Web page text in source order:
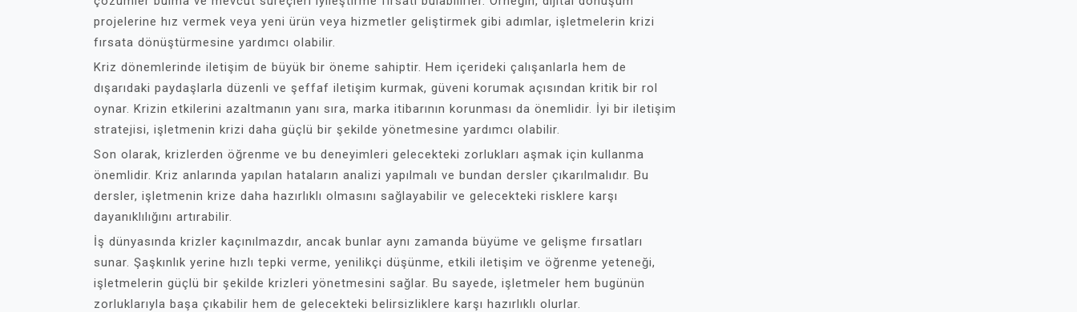
projelerine hız vermek veya yeni ürün veya hizmetler geliştirmek gibi adımlar, işletmelerin krizi
fırsata dönüştürmesine yardımcı olabilir.
Kriz dönemlerinde iletişim de büyük bir öneme sahiptir. Hem içerideki çalışanlarla hem de
dışarıdaki paydaşlarla düzenli ve şeffaf iletişim kurmak, güveni korumak açısından kritik bir rol
oynar. Krizin etkilerini azaltmanın yanı sıra, marka itibarının korunması da önemlidir. İyi bir iletişim
stratejisi, işletmenin krizi daha güçlü bir şekilde yönetmesine yardımcı olabilir.
Son olarak, krizlerden öğrenme ve bu deneyimleri gelecekteki zorlukları aşmak için kullanma
önemlidir. Kriz anlarında yapılan hataların analizi yapılmalı ve bundan dersler çıkarılmalıdır. Bu
dersler, işletmenin krize daha hazırlıklı olmasını sağlayabilir ve gelecekteki risklere karşı
dayanıklılığını artırabilir.
İş dünyasında krizler kaçınılmazdır, ancak bunlar aynı zamanda büyüme ve gelişme fırsatları
sunar. Şaşkınlık yerine hızlı tepki verme, yenilikçi düşünme, etkili iletişim ve öğrenme yeteneği,
işletmelerin güçlü bir şekilde krizleri yönetmesini sağlar. Bu sayede, işletmeler hem bugünün
zorluklarıyla başa çıkabilir hem de gelecekteki belirsizliklere karşı hazırlıklı olurlar.